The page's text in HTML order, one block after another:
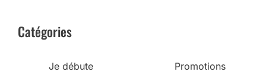
Catégories
Je débute
Promotions